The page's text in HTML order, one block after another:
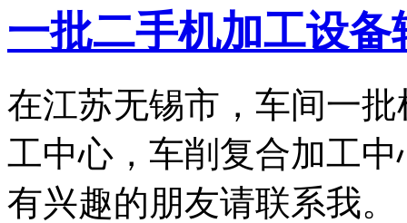
一批二手机加工设备
在江苏无锡市，车间一
工中心，车削复合加工
有兴趣的朋友请联系我。